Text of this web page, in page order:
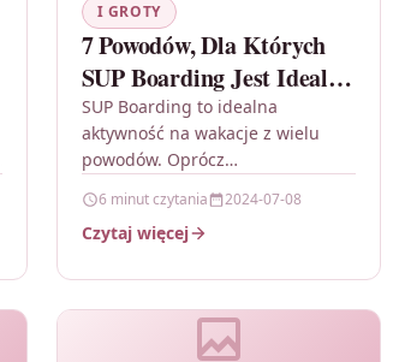
I GROTY
7 Powodów, Dla Których
SUP Boarding Jest Idealne
na Wakacje
SUP Boarding to idealna
aktywność na wakacje z wielu
powodów. Oprócz
istnieje wiele powodów, dla
których warto spróbować tego
6 minut czytania 2024-07-08
Czytaj więcej